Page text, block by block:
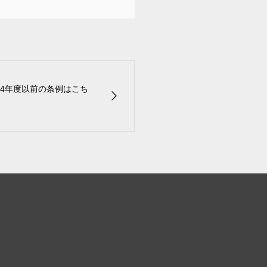
年度以前の条例はこち